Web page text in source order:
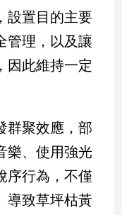
設置目的主要
管理，以及讓
因此維持一定
群聚效應，部
樂、使用強光
序行為，不僅
導致草坪枯黃